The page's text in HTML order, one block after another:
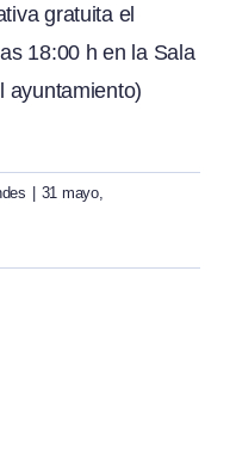
gratuita el
18:00 h en la Sala
ayuntamiento)
31 mayo,